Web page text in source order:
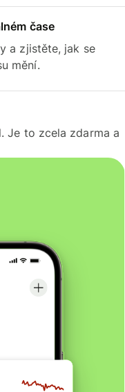
čase
a zjistěte, jak se
mění.
Je to zcela zdarma a